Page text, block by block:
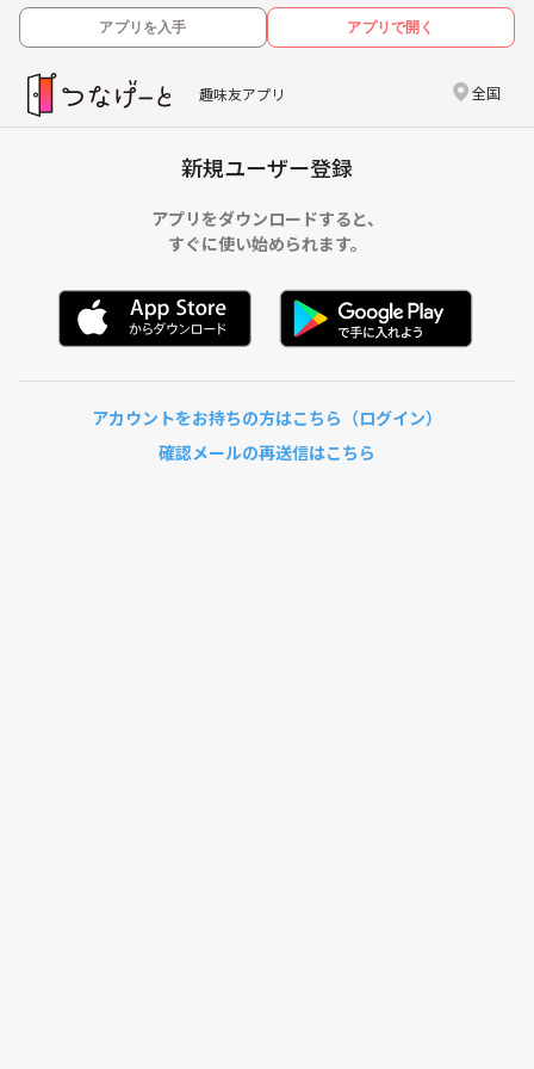
アプリを入手 アプリで開く
趣味友アプリ 全国
新規ユーザー登録
アプリをダウンロードすると、
すぐに使い始められます。
アカウントをお持ちの方はこちら（ログイン）
確認メールの再送信はこちら